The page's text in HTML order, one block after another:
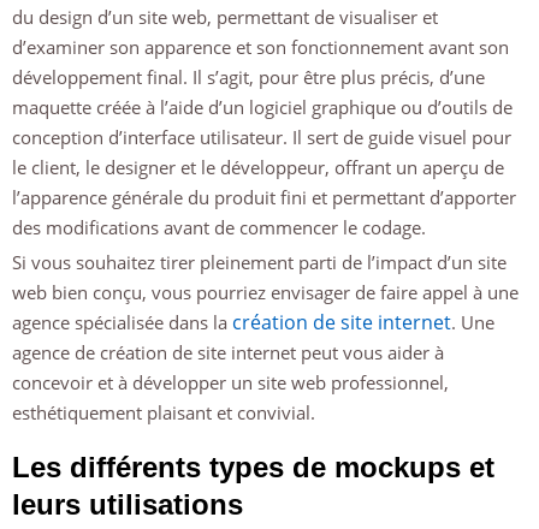
du design d’un site web, permettant de visualiser et
d’examiner son apparence et son fonctionnement avant son
développement final. Il s’agit, pour être plus précis, d’une
maquette créée à l’aide d’un logiciel graphique ou d’outils de
conception d’interface utilisateur. Il sert de guide visuel pour
le client, le designer et le développeur, offrant un aperçu de
l’apparence générale du produit fini et permettant d’apporter
des modifications avant de commencer le codage.
Si vous souhaitez tirer pleinement parti de l’impact d’un site
web bien conçu, vous pourriez envisager de faire appel à une
agence spécialisée dans la création de site internet. Une
agence de création de site internet peut vous aider à
concevoir et à développer un site web professionnel,
esthétiquement plaisant et convivial.
Les différents types de mockups et
leurs utilisations